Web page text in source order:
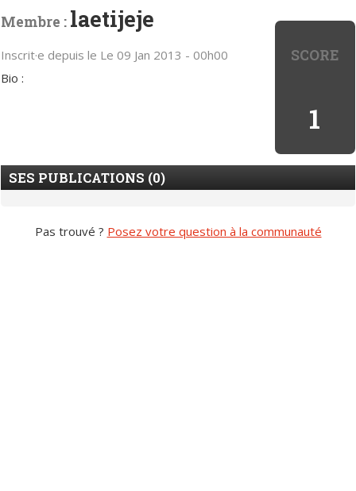
SCORE
1
Membre : laetijeje
Inscrit·e depuis le Le 09 Jan 2013 - 00h00
Bio :
SES PUBLICATIONS (0)
Pas trouvé ? Posez votre question à la communauté